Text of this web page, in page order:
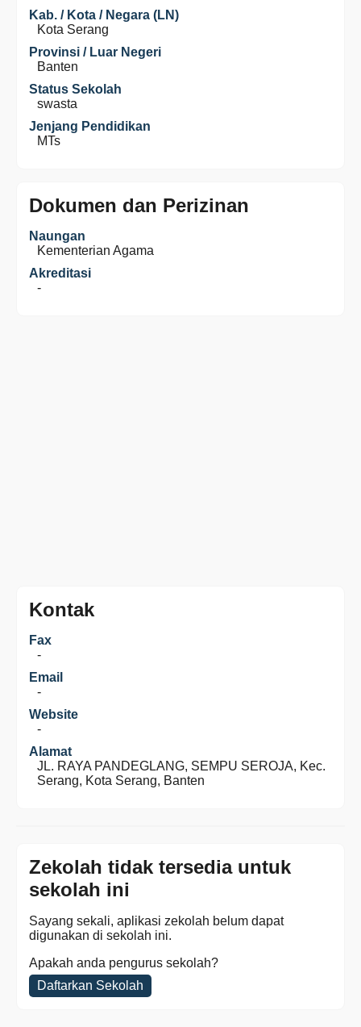
Kab. / Kota / Negara (LN)
Kota Serang
Provinsi / Luar Negeri
Banten
Status Sekolah
swasta
Jenjang Pendidikan
MTs
Dokumen dan Perizinan
Naungan
Kementerian Agama
Akreditasi
-
Kontak
Fax
-
Email
-
Website
-
Alamat
JL. RAYA PANDEGLANG, SEMPU SEROJA, Kec.
Serang, Kota Serang, Banten
Zekolah tidak tersedia untuk
sekolah ini
Sayang sekali, aplikasi zekolah belum dapat
digunakan di sekolah ini.
Apakah anda pengurus sekolah?
Daftarkan Sekolah